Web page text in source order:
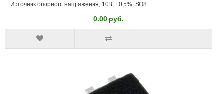
Источник опорного напряжения; 10В; ±0,5%; SO8..
0.00 руб.